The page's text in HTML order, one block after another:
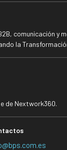
comunicación
la
de Nextwork360.